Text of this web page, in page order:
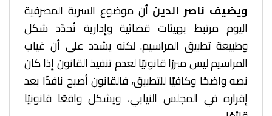
ويضيف ناصر الدين أن موضوع السرية المصرفية
اليوم مرتبط بهيئات قضائية وإدارية تُحدّد شكل
وطبيعة تطبيق المراسيم. لكنه يشدد على أن غياب
المراسيم ليس مبررًا قانونيًا لعدم تنفيذ القانون إذا كان
نصه واضحًا وكافيًا للتطبيق، فالقانون أصبح نافذًا بعد
إقراره في المجلس النيابي، ويشكل واقعًا قانونيًا